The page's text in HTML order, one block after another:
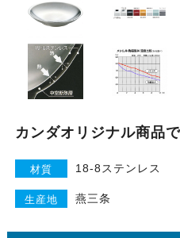
カンダオリジナル商品で
材質 18-8ステンレス
生産地 燕三条